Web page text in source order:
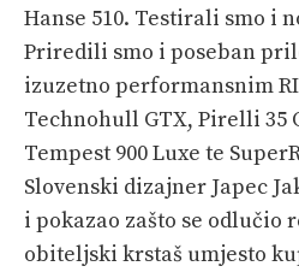
Hanse 510. Testirali smo i
Priredili smo i poseban
izuzetno performansnim
Technohull GTX, Pirelli 35
Tempest 900 Luxe te
Slovenski dizajner Japec
i pokazao zašto se odlučio
obiteljski krstaš umjesto